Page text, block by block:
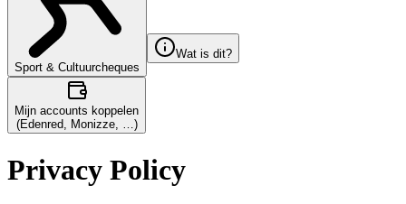
Sport & Cultuurcheques
Wat is dit?
Mijn accounts koppelen
(Edenred, Monizze, …)
Privacy Policy